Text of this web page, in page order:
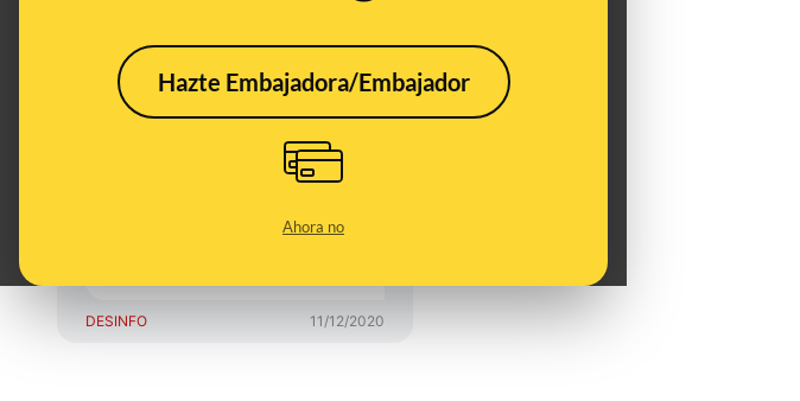
Hazte Embajadora/Embajador
Ahora no
Cómo evitar que te la
DESINFO 11/12/2020